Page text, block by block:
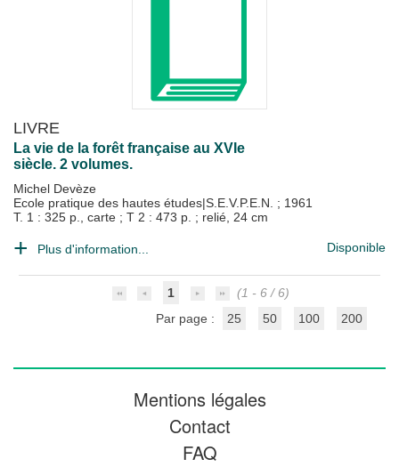
LIVRE
La vie de la forêt française au XVIe
siècle. 2 volumes.
Michel Devèze
Ecole pratique des hautes études|S.E.V.P.E.N. ; 1961
T. 1 : 325 p., carte ; T 2 : 473 p. ; relié, 24 cm
Plus d'information... Disponible
1
(1 - 6 / 6)
Par page :
25 50 100 200
Mentions légales
Contact
FAQ